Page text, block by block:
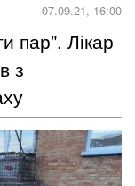
пар". Лікар
з